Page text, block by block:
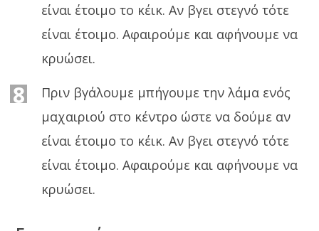
είναι έτοιμο το κέικ. Αν βγει στεγνό τότε
είναι έτοιμο. Αφαιρούμε και αφήνουμε να
κρυώσει.
8
Πριν βγάλουμε μπήγουμε την λάμα ενός
μαχαιριού στο κέντρο ώστε να δούμε αν
είναι έτοιμο το κέικ. Αν βγει στεγνό τότε
είναι έτοιμο. Αφαιρούμε και αφήνουμε να
κρυώσει.